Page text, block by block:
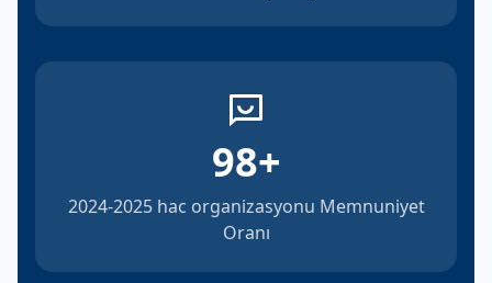
98+
2024-2025 hac organizasyonu Memnuniyet
Oranı